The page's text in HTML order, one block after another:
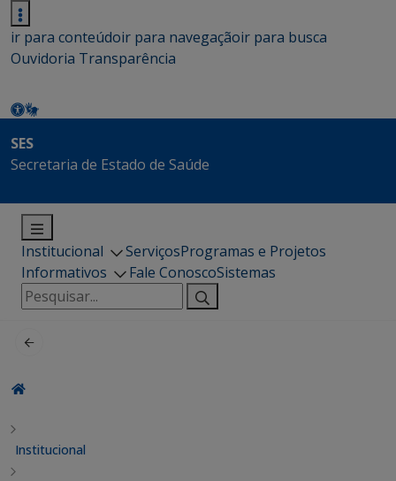
ir para conteúdoir para navegaçãoir para busca
Ouvidoria Transparência
SES
Secretaria de Estado de Saúde
Institucional ServiçosProgramas e Projetos
Informativos
Fale ConoscoSistemas
Pesquisar
por:
Institucional